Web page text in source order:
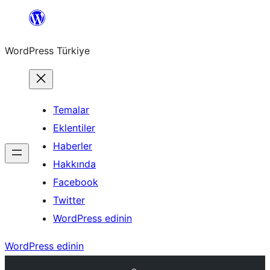
İçeriğe
WordPress Türkiye
Temalar
Eklentiler
Haberler
Hakkında
Facebook
Twitter
WordPress edinin
WordPress edinin